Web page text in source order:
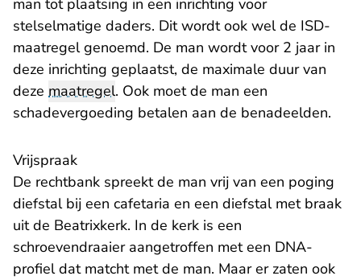
man tot plaatsing in een inrichting voor
stelselmatige daders. Dit wordt ook wel de ISD-
maatregel genoemd. De man wordt voor 2 jaar in
deze inrichting geplaatst, de maximale duur van
deze maatregel. Ook moet de man een
schadevergoeding betalen aan de benadeelden.
Vrijspraak
De rechtbank spreekt de man vrij van een poging
diefstal bij een cafetaria en een diefstal met braak
uit de Beatrixkerk. In de kerk is een
schroevendraaier aangetroffen met een DNA-
profiel dat matcht met de man. Maar er zaten ook